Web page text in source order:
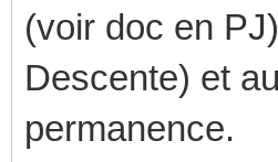
(voir doc en
Descente) et
permanence.